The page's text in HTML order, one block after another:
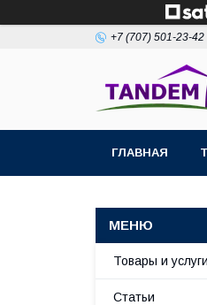
+7 (707) 501-23-42
ГЛАВНАЯ
Товары и услуги
Статьи